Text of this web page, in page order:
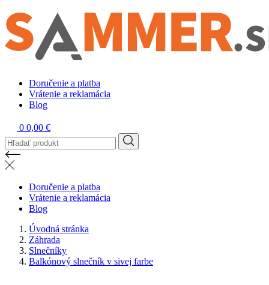
Doručenie a platba
Vrátenie a reklamácia
Blog
0 0,00 €
Doručenie a platba
Vrátenie a reklamácia
Blog
Úvodná stránka
Záhrada
Slnečníky
Balkónový slnečník v sivej farbe